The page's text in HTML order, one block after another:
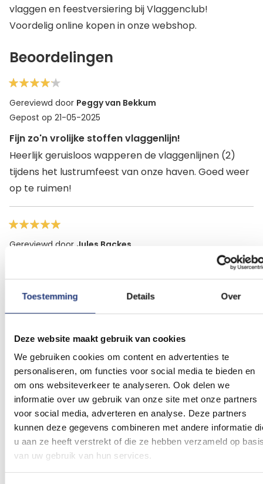
Toestemming Details Over
Deze website maakt gebruik van cookies
We gebruiken cookies om content en advertenties te
personaliseren, om functies voor social media te bieden en
om ons websiteverkeer te analyseren. Ook delen we
informatie over uw gebruik van onze site met onze partners
voor social media, adverteren en analyse. Deze partners
kunnen deze gegevens combineren met andere informatie
u aan ze heeft verstrekt of die ze hebben verzameld op
van uw gebruik van hun services.
vlaggen en feestversiering bij Vlaggenclub!
Voordelig online kopen in onze webshop.
Beoordelingen
Gereviewd door Peggy van Bekkum
Gepost op 21-05-2025
Fijn zo'n vrolijke stoffen vlaggenlijn!
Heerlijk geruisloos wapperen de vlaggenlijnen (2)
tijdens het lustrumfeest van onze haven. Goed weer
op te ruimen!
Gereviewd door Jules Backes
Degelijk product, snelle service!
Voor de tweede zomer op rij deze vlaggenlijnen
besteld. Kwaliteit is goed, ze gaan een hele zomer
Schrijf een beoordeling
Gerelateerde producten